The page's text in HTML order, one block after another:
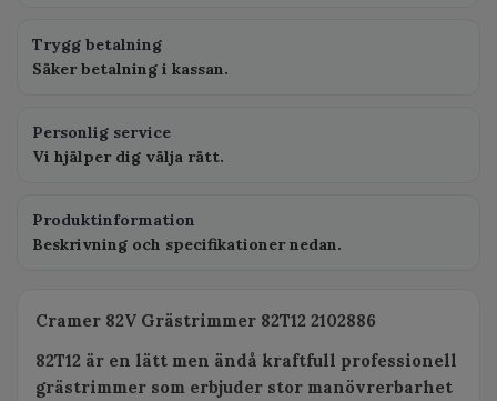
Trygg betalning
Säker betalning i kassan.
Personlig service
Vi hjälper dig välja rätt.
Produktinformation
Beskrivning och specifikationer nedan.
Cramer 82V Grästrimmer 82T12 2102886
82T12 är en lätt men ändå kraftfull professionell
grästrimmer som erbjuder stor manövrerbarhet